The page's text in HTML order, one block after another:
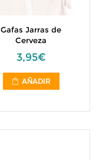
Gafas Jarras de
Cerveza
3,95€
AÑADIR